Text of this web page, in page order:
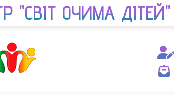
"СВІТ ОЧИМА ДІТЕЙ"